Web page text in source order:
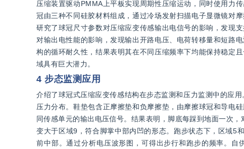
压缩装置驱动PMMA上平板实现周期性压缩运动，同时使用力
冠由三种不同硅胶材料组成，通过冷场发射扫描电子显微镜对
研究了球冠尺寸参数对压缩应变传感输出电信号的影响，发现
对输出电性能的影响，发现输出开路电压、电荷转移量和短路
构的循环耐久性，结果表明其在不同压缩频率下均能保持稳定
域具有巨大潜力。
4 步态监测应用
介绍了球冠式压缩应变传感结构在步态监测和压力监测中的应
压力分布。鞋垫包含正摩擦垫和负摩擦垫，由摩擦球冠和导电
同传感单元的输出电压信号。结果表明，脚底每踩到地面一次
变大于区域9，符合脚掌中部内凹的形态。跑步状态下，区域5
前中部。通过分析电压波形图，可得出步行和跑步的频率。